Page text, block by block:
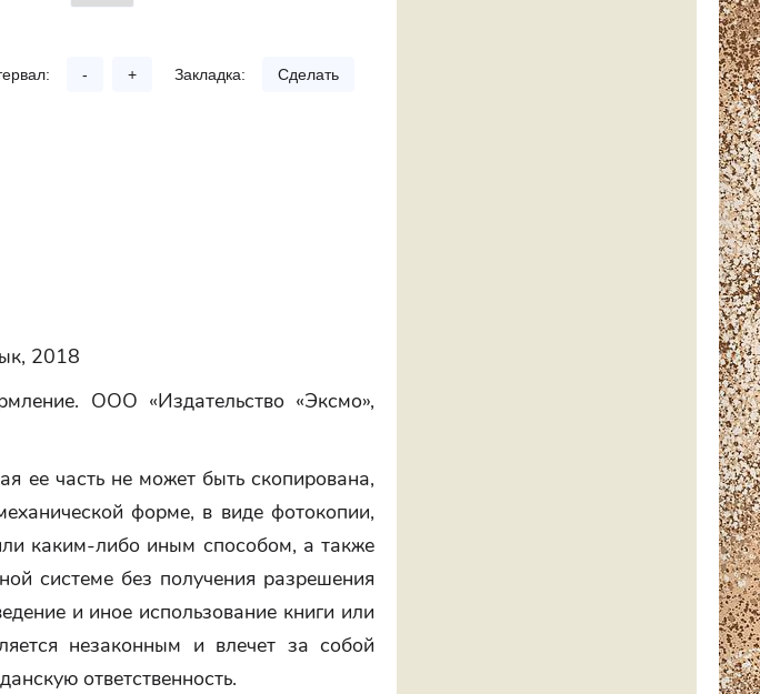
- + Закладка: Сделать
2018
ООО «Издательство «Эксмо»,
ее часть не может быть скопирована,
форме, в виде фотокопии,
каким-либо иным способом, а также
системе без получения разрешения
и иное использование книги или
незаконным и влечет за собой
ответственность.